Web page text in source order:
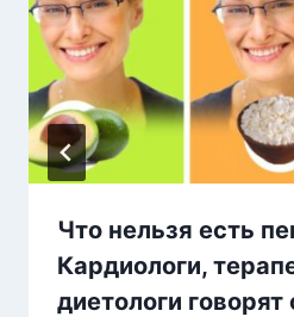
Что нельзя есть
Кардиологи,
диетологи